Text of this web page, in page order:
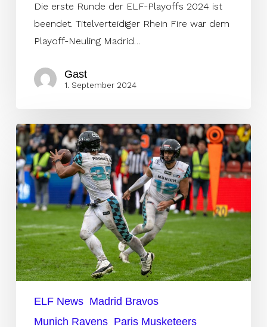
Die erste Runde der ELF-Playoffs 2024 ist
beendet. Titelverteidiger Rhein Fire war dem
Playoff-Neuling Madrid…
Gast
1. September 2024
Players
to
Watch
in
der
Runde
ELF News Madrid Bravos
Munich Ravens Paris Musketeers